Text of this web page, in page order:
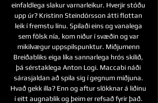
einfaldlega slakur varnarleikur. Hverjir stóðu
upp úr? Kristinn Steindórsson átti flottan
leik í fremstu línu. Spilaði eins og vanalega
sem fölsk nía, kom niður í svæðin og var
mikilvægur uppspilspunktur. Miðjumenn
Breiðabliks eiga líka sannarlega hrós skilið,
þá sérstaklega Anton Logi. Maccabi náði
sárasjaldan að spila sig í gegnum miðjuna.
Hvað gekk illa? Enn og aftur slökknar á liðinu
í eitt augnablik og þeim er refsað fyrir það.